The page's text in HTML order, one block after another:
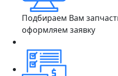
Подбираем Вам
оформляем заявку